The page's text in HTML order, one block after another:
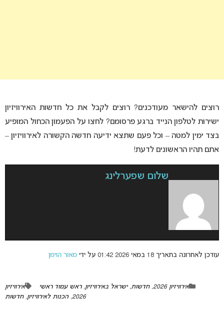
רוצים להישאר מעודכנים? רוצים לקבל את כל חדשות האירוויזיון
ישירות לטלפון הנייד ברגע פרסומם? לחצו על הפעמון הכחול המופיע
בצד ימין למטה – וכל פעם שתצא ידיעה חדשה הקשורה לאירוויזיון –
אתם תהיו הראשונים לדעת!
שלום שפערלינג
עודכן לאחרונה בתאריך 18 במאי 2026 01:42 על ידי מאור הוימן
אירוויזיון 2026 ,חדשות,ישראל באירוויזיון,ראש עמוד ראשי
אירוויזיון
2026
,הכנות לאירוויזיון,חדשות